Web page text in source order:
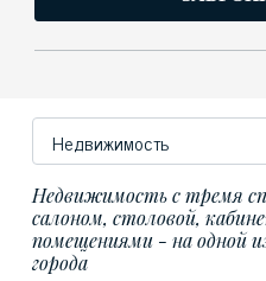
Недвижимость с тремя
салоном, столовой,
помещениями - на одной
города